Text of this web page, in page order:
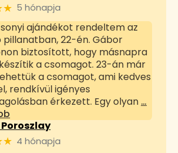
5 hónapja
ajándékot rendeltem az
pillanatban, 22-én. Gábor
biztosított, hogy másnapra
a csomagot. 23-án már
a csomagot, ami kedves
rendkívül igényes
érkezett. Egy olyan …
4 hónapja